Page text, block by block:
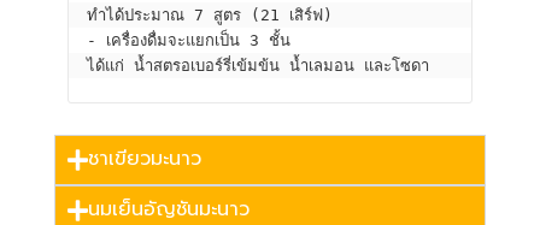
ทำได้ประมาณ 7 สูตร (21 เสิร์ฟ)
- เครื่องดื่มจะแยกเป็น 3 ชั้น
ได้แก่ น้ำสตรอเบอร์รี่เข้มข้น น้ำเลมอน และโซดา
ชาเขียวมะนาว
นมเย็นอัญชันมะนาว